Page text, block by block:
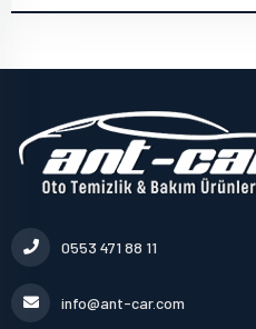
0553 471 88 11
info@ant-car.com